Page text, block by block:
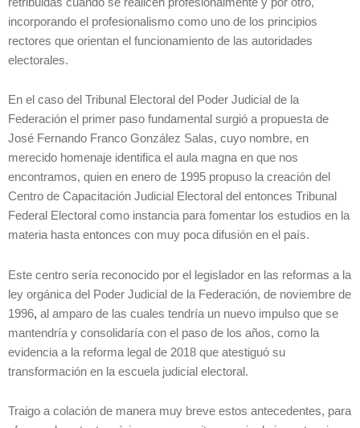
incorporando el profesionalismo como uno de los principios
rectores que orientan el funcionamiento de las autoridades
electorales.
En el caso del Tribunal Electoral del Poder Judicial de la
Federación el primer paso fundamental surgió a propuesta de
José Fernando Franco González Salas, cuyo nombre, en
merecido homenaje identifica el aula magna en que nos
encontramos, quien en enero de 1995 propuso la creación del
Centro de Capacitación Judicial Electoral del entonces Tribunal
Federal Electoral como instancia para fomentar los estudios en la
materia hasta entonces con muy poca difusión en el país.
Este centro sería reconocido por el legislador en las reformas a la
ley orgánica del Poder Judicial de la Federación, de noviembre de
1996, al amparo de las cuales tendría un nuevo impulso que se
mantendría y consolidaría con el paso de los años, como la
evidencia a la reforma legal de 2018 que atestiguó su
transformación en la escuela judicial electoral.
Traigo a colación de manera muy breve estos antecedentes, para